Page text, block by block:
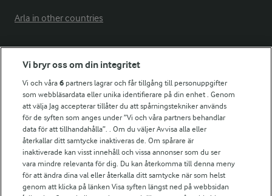
Arla in other countries
Fler Arlasajter
För ägare
Arlas kundportal
Arla.com
Falbygdens Ost
Arla webbshop
Bildbank
Vi bryr oss om din integritet
Vi och våra6 partners lagrar och får tillgång till personuppgifter
som webbläsardata eller unika identifierare på din enhet . Genom
att välja Jag accepterar tillåter du att spårningstekniker används
för de syften som anges under ”Vi och våra partners behandlar
data för att tillhandahålla”. . Om du väljer Avvisa alla eller
återkallar ditt samtycke inaktiveras de. Om spårare är
inaktiverade kan visst innehåll och vissa annonser som du ser
vara mindre relevanta för dig. Du kan återkomma till denna meny
för att ändra dina val eller återkalla ditt samtycke när som helst
genom att klicka på länken Visa syften längst ned på webbsidan